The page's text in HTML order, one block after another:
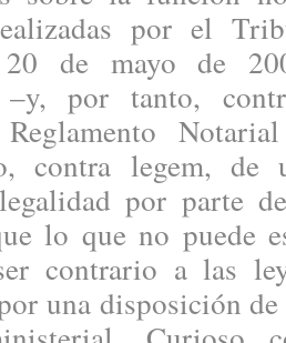
por el
20 de mayo de
–y, por tanto,
contra legem,
por parte
lo que no puede
contrario a las
una disposición